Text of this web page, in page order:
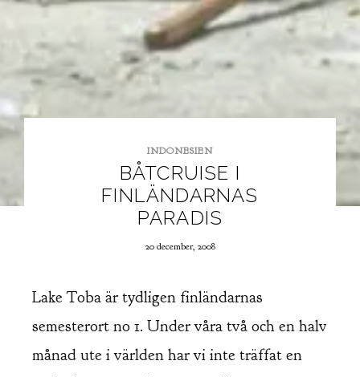
BÅTCRUISE I
FINLÄNDARNAS
PARADIS
INDONESIEN
20 december, 2008
Lake Toba är tydligen finländarnas
semesterort no 1. Under våra två och en halv
månad ute i världen har vi inte träffat en